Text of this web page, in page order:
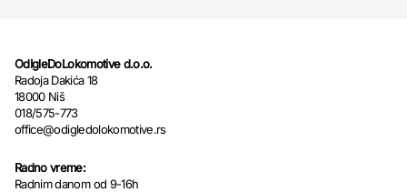
OdIgleDoLokomotive d.o.o.
Radoja Dakića 18
18000 Niš
018/575-773
office@odigledolokomotive.rs
Radno vreme:
Radnim danom od 9-16h